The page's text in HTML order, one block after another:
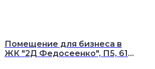
Помещение для бизнеса в
ЖК "2Д Федосеенко", П5, 61.7